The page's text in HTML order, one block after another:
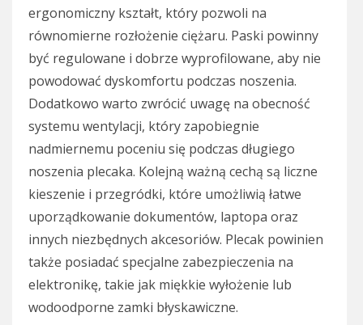
ergonomiczny kształt, który pozwoli na
równomierne rozłożenie ciężaru. Paski powinny
być regulowane i dobrze wyprofilowane, aby nie
powodować dyskomfortu podczas noszenia.
Dodatkowo warto zwrócić uwagę na obecność
systemu wentylacji, który zapobiegnie
nadmiernemu poceniu się podczas długiego
noszenia plecaka. Kolejną ważną cechą są liczne
kieszenie i przegródki, które umożliwią łatwe
uporządkowanie dokumentów, laptopa oraz
innych niezbędnych akcesoriów. Plecak powinien
także posiadać specjalne zabezpieczenia na
elektronikę, takie jak miękkie wyłożenie lub
wodoodporne zamki błyskawiczne.